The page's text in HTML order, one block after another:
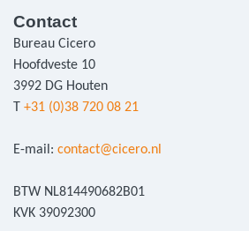
Contact
Bureau Cicero
Hoofdveste 10
3992 DG Houten
+31 (0)38 720 08 21
E-mail: contact@cicero.nl
BTW NL814490682B01
KVK 39092300